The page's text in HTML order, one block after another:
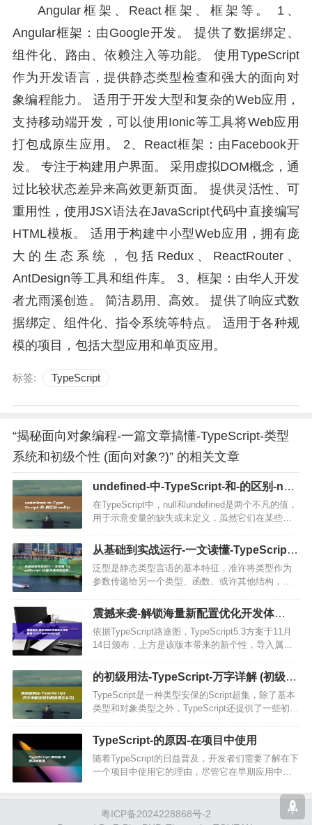
Angular框架、React框架、框架等。 1、
Angular框架：由Google开发。 提供了数据绑定、
组件化、路由、依赖注入等功能。 使用TypeScript
作为开发语言，提供静态类型检查和强大的面向对
象编程能力。 适用于开发大型和复杂的Web应用，
支持移动端开发，可以使用Ionic等工具将Web应用
打包成原生应用。 2、React框架：由Facebook开
发。 专注于构建用户界面。 采用虚拟DOM概念，通
过比较状态差异来高效更新页面。 提供灵活性、可
重用性，使用JSX语法在JavaScript代码中直接编写
HTML模板。 适用于构建中小型Web应用，拥有庞
大的生态系统，包括Redux、ReactRouter、
AntDesign等工具和组件库。 3、框架：由华人开发
者尤雨溪创造。 简洁易用、高效。 提供了响应式数
据绑定、组件化、指令系统等特点。 适用于各种规
模的项目，包括大型应用和单页应用。
标签: TypeScript
“揭秘面向对象编程-一篇文章搞懂-TypeScript-类型
系统和初级个性 (面向对象?)” 的相关文章
undefined-中-TypeScript-和-的区别-null
(undefined是什么意思)
在TypeScript中，null和undefined是两个不凡的值，
用于示意变量的缺失或未定义，虽然它们在某些状
它们在语义和用法上存在一些关键的区别，上方…
从基础到实战运行-一文读懂-TypeScript-
泛型 (从基础到实战:全面讲解补液)
泛型是静态类型言语的基本特征，准许将类型作为
参数传递给另一个类型、函数、或许其他结构，
形式，这些组件接受参数和前往值，其类型将是不
确定的，直到它…
震撼来袭-解锁海量新配置优化开发体
验-5.3-TypeScript (震撼来临)
依据TypeScript路途图，TypeScript5.3方案于11月
14日颁布，上方是该版本带来的新个性，导入属性
属性的一个用例是向运转时提…
的初级用法-TypeScript-万字详解 (初级的
用英语怎么写)
TypeScript是一种类型安保的Script超集，除了基本
类型和对象类型之外，TypeScript还提供了一些初级
构和业务逻辑，本文将深化讨论TypeS…
TypeScript-的原因-在项目中使用
随着TypeScript的日益普及，开发者们需要了解在下
一个项目中使用它的理由，尽管它在早期应用中遇
一种广泛使用的编程语言，本文将介绍如何使用
TypeScr…
粤ICP备2024228868号-2